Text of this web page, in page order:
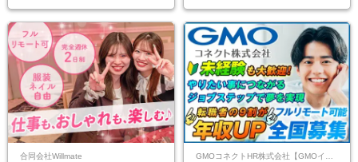
合同会社Willmate